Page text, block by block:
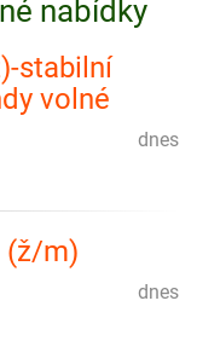
nabídky
stabilní
volné
dnes
(ž/m)
dnes